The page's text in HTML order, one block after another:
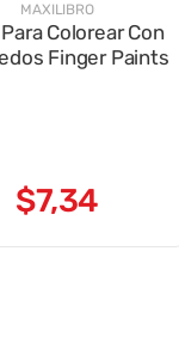
MAXILIBRO
Colorear Con
Finger Paints
$7,34